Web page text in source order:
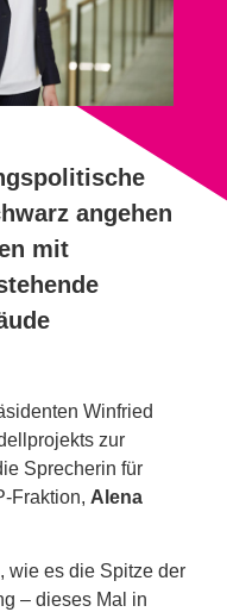
angehen
mit
Winfried
zur
Sprecherin für
Fraktion, Alena
wie es die Spitze der
– dieses Mal in